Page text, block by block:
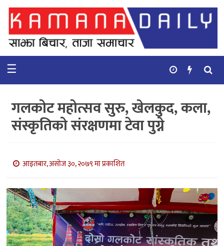
गृहपृष्ठ
समाचार
कुटनिती
कुराकानी
बाणिज्य
भिडियो
सिफारिस
☰
गलकोट महोत्सव सुरु, खेलकुद, कला,
संस्कृतिको संरक्षणमा टेवा पुग्ने
आइतबार, असोज ३०, २०७९ मा प्रकाशित